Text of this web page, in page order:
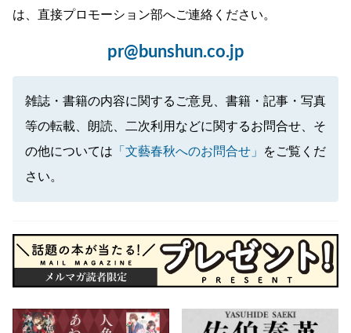
は、直接プロモーション部へご連絡ください。
pr@bunshun.co.jp
雑誌・書籍の内容に関するご意見、書籍・記事・写真
等の転載、朗読、二次利用などに関するお問合せ、そ
の他については 「文藝春秋へのお問合せ」
をご覧くだ
さい。